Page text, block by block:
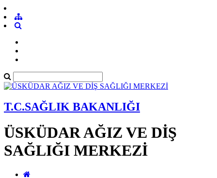
T.C.SAĞLIK BAKANLIĞI
ÜSKÜDAR AĞIZ VE DİŞ
SAĞLIĞI MERKEZİ